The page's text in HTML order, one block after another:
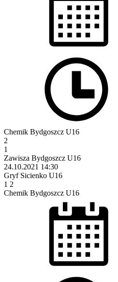
Chemik Bydgoszcz U16
2
1
Zawisza Bydgoszcz U16
24.10.2021 14:30
Gryf Sicienko U16
1 2
Chemik Bydgoszcz U16